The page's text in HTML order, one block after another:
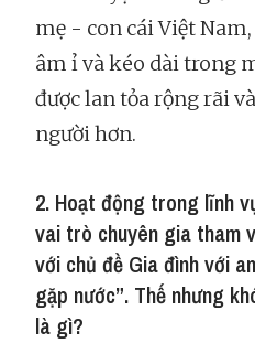
mẹ - con cái Việt
âm ỉ và kéo dài trong
được lan tỏa rộng rãi
người hơn.
2. Hoạt động trong lĩnh
vai trò chuyên gia tham
với chủ đề Gia đình với
gặp nước”. Thế nhưng
là gì?